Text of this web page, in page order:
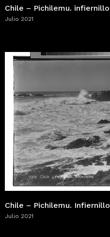
Chile – Pichilemu. infiernillo
Julio 2021
Chile – Pichilemu. Infiernillo
Julio 2021